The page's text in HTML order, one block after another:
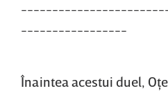
-----------------
Înaintea acestui duel,